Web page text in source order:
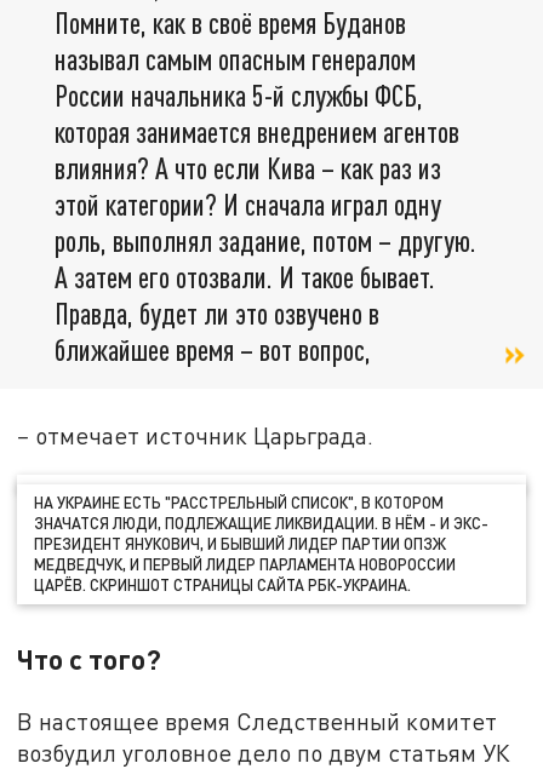
Помните, как в своё время Буданов
называл самым опасным генералом
России начальника 5-й службы ФСБ,
которая занимается внедрением агентов
влияния? А что если Кива – как раз из
этой категории? И сначала играл одну
роль, выполнял задание, потом – другую.
А затем его отозвали. И такое бывает.
Правда, будет ли это озвучено в
ближайшее время – вот вопрос,
– отмечает источник Царьграда.
НА УКРАИНЕ ЕСТЬ "РАССТРЕЛЬНЫЙ СПИСОК", В КОТОРОМ
ЗНАЧАТСЯ ЛЮДИ, ПОДЛЕЖАЩИЕ ЛИКВИДАЦИИ. В НЁМ - И ЭКС-
ПРЕЗИДЕНТ ЯНУКОВИЧ, И БЫВШИЙ ЛИДЕР ПАРТИИ ОПЗЖ
МЕДВЕДЧУК, И ПЕРВЫЙ ЛИДЕР ПАРЛАМЕНТА НОВОРОССИИ
ЦАРЁВ. СКРИНШОТ СТРАНИЦЫ САЙТА РБК-УКРАИНА.
Что с того?
В настоящее время Следственный комитет
возбудил уголовное дело по двум статьям УК